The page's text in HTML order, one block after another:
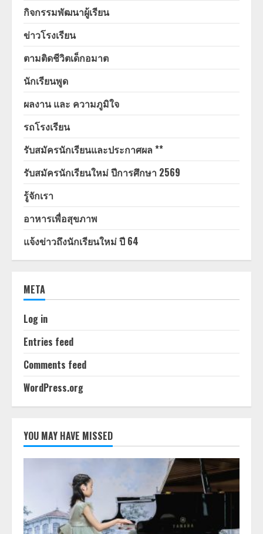
กิจกรรมพัฒนาผู้เรียน
ข่าวโรงเรียน
ตามติดชีวิตเด็กอมาต
นักเรียนพูด
ผลงาน และ ความภูมิใจ
รถโรงเรียน
รับสมัครนักเรียนและประกาศผล **
รับสมัครนักเรียนใหม่ ปีการศึกษา 2569
รู้จักเรา
อาหารเพื่อสุขภาพ
แจ้งข่าวถึงนักเรียนใหม่ ปี 64
META
Log in
Entries feed
Comments feed
WordPress.org
YOU MAY HAVE MISSED